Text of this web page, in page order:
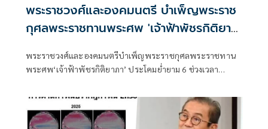
พระราชวงศ์และองคมนตรี บำเพ็ญพระราช
กุศลพระราชทานพระศพ 'เจ้าฟ้าพัชรกิติยา
พระราชวงศ์และองคมนตรีบำเพ็ญพระราชกุศลพระราชทาน
พระศพ‘เจ้าฟ้าพัชรกิติยาภา’ ประโคมย่ำยาม 6 ช่วงเวลา